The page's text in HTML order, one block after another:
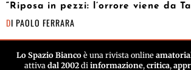
“Riposa in pezzi: l’orrore viene da
DI PAOLO FERRARA
Lo Spazio Biancoè una rivista online
attiva dal 2002 di informazione, critica,